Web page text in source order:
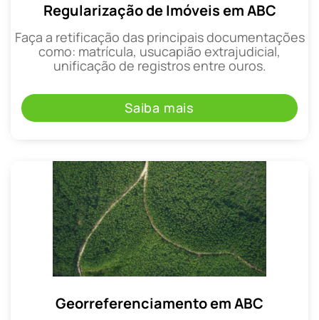
Regularização de Imóveis em ABC
Faça a retificação das principais documentações
como: matrícula, usucapião extrajudicial,
unificação de registros entre ouros.
Saiba mais
Georreferenciamento em ABC